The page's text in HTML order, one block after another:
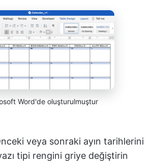
Word'de oluşturulmuştur
veya sonraki ayın tarihlerini
tipi rengini griye değiştirin